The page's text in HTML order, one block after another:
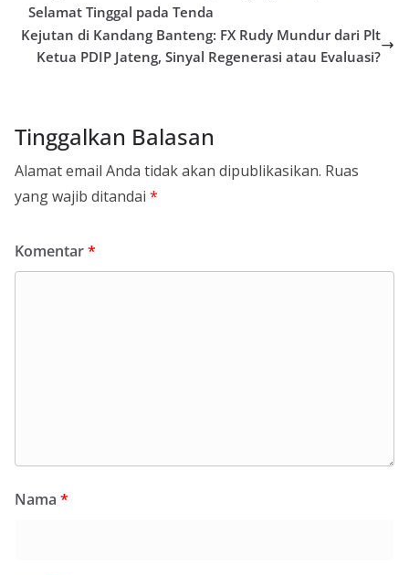
Selamat Tinggal pada Tenda
Kejutan di Kandang Banteng: FX Rudy Mundur dari Plt
Ketua PDIP Jateng, Sinyal Regenerasi atau Evaluasi?
Tinggalkan Balasan
Alamat email Anda tidak akan dipublikasikan. Ruas
yang wajib ditandai *
Komentar*
Nama *